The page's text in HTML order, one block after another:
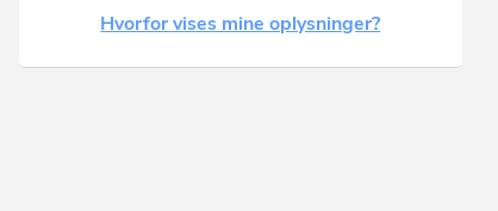
Hvorfor vises mine oplysninger?